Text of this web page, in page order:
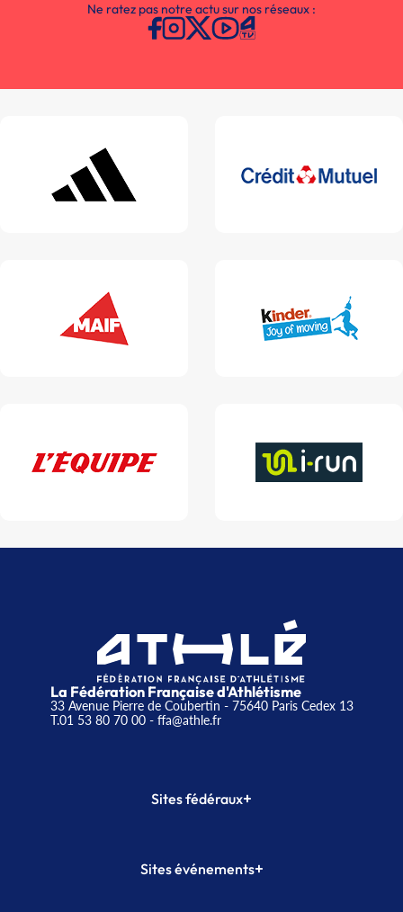
Ne ratez pas notre actu sur nos réseaux :
La Fédération Française d'Athlétisme
33 Avenue Pierre de Coubertin - 75640 Paris Cedex 13
T.01 53 80 70 00- ffa@athle.fr
Sites fédéraux+
Plateforme Formation
Sites événements+